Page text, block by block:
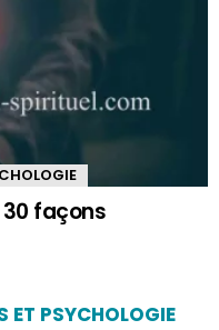
façons
ET PSYCHOLOGIE